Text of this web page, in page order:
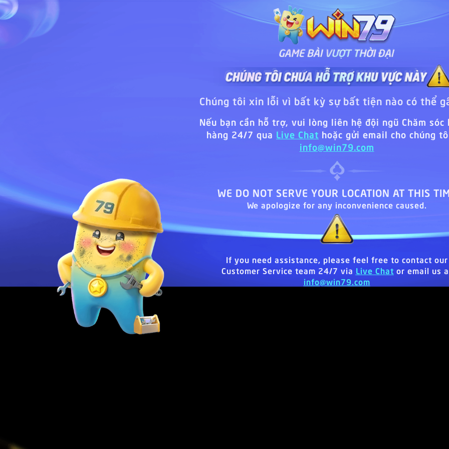
Chúng tôi xin lỗi vì bất kỳ sự bất tiện nào có thể
Nếu bạn cần hỗ trợ, vui lòng liên hệ đội ngũ Chăm sóc
hàng 24/7 qua Live Chat hoặc gửi email cho chúng
info@win79.com
WE DO NOT SERVE YOUR LOCATION AT THIS
We apologize for any inconvenience caused.
If you need assistance, please feel free to contact our
Customer Service team 24/7 via Live Chat or email us
info@win79.com